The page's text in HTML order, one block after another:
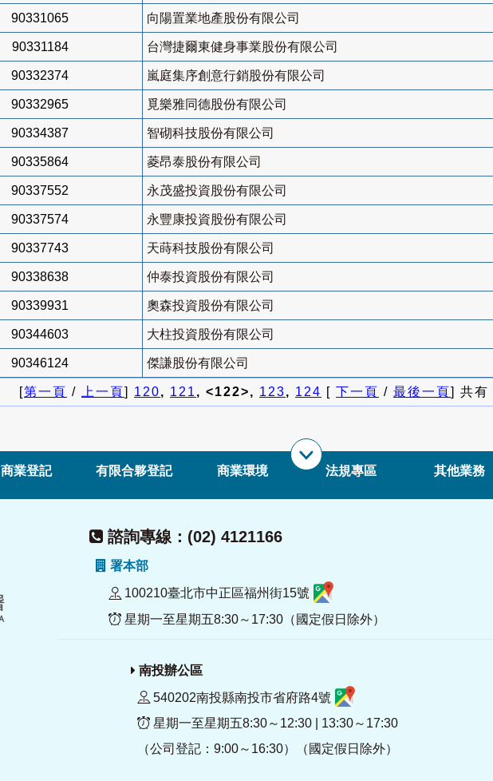
90331065 向陽置業地產股份有限公司
90331184 台灣捷爾東健身事業股份有限公司
90332374 嵐庭集序創意行銷股份有限公司
90332965 覓樂雅同德股份有限公司
90334387 智砌科技股份有限公司
90335864 菱昂泰股份有限公司
90337552 永茂盛投資股份有限公司
90337574 永豐康投資股份有限公司
90337743 天蒔科技股份有限公司
90338638 仲泰投資股份有限公司
90339931 奧森投資股份有限公司
90344603 大柱投資股份有限公司
90346124 傑謙股份有限公司
[第一頁 / 上一頁] 120, 121, <122>, 123, 124 [ 下一頁 / 最後一頁] 共有
商業登記 有限合夥登記 商業環境 法規專區 其他業務
諮詢專線：(02) 4121166
署本部
100210臺北市中正區福州街15號
星期一至星期五8:30～17:30（國定假日除外）
南投辦公區
540202南投縣南投市省府路4號
星期一至星期五8:30～12:30 | 13:30～17:30
（公司登記：9:00～16:30）（國定假日除外）